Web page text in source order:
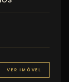
VER IMÓVEL